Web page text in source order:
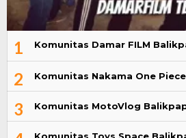
1 Komunitas Damar FILM
2 Komunitas Nakama One
3 Komunitas MotoVlog